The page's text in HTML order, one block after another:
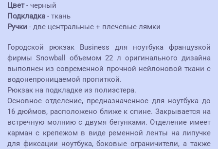
Цвет- черный
Подкладка - ткань
Ручки - две центральные + плечевые лямки
Городской рюкзак Business для ноутбука французкой
фирмы Snowball объемом 22 л оригинального дизайна
выполнен из современной прочной нейлоновой ткани с
водонепроницаемой пропиткой.
Рюкзак на подкладке из полиэстера.
Основное отделение, предназначенное для ноутбука до
16 дюймов, расположено ближе к спине. Закрывается на
встречную молнию с двумя бегунками. Отделение имеет
карман с крепежом в виде ременной ленты на липучке
для фиксации ноутбука, боковые ограничители, а также